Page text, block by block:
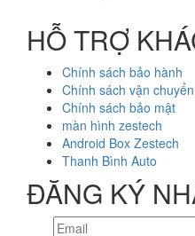
HỖ TRỢ
Chính sách bảo hành
Chính sách vận chuyển
Chính sách bảo mật
màn hình zestech
Android Box Zestech
Thanh Bình Auto
ĐĂNG KÝ